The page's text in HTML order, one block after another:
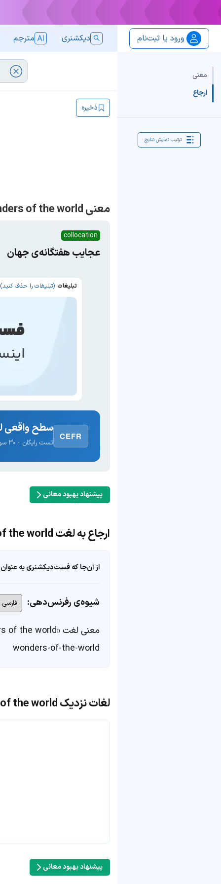
ورود یا ثبت‌نام دیکشنری مترجم
معنی
ارجاع
ترتیب نمایش نتایج
ذخیره
معنی the seven wonders of the world
collocation
عجایب هفتگانه‌ی جهان
تبلیغات (تبلیغات را حذف کنید)
CEFR
سطح واقعی
تست رایگان · ۳۰ سوال · نتیجه فوری
پیشنهاد بهبود معانی
ارجاع به لغت the seven wonders of the world
از آن‌جا که فست‌دیکشنری به
شیوه‌ی رفرنس‌دهی:
معنی لغت «the seven wonders of the world» در
wonders-of-the-world
لغات نزدیک the seven wonders of the world
پیشنهاد بهبود معانی